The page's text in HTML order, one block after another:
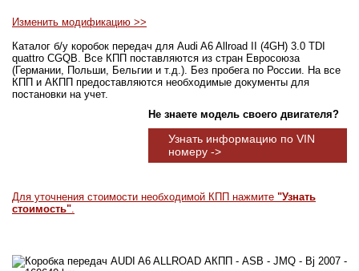
Изменить модификацию >>
Каталог б/у коробок передач для Audi A6 Allroad II (4GH) 3.0 TDI
quattro CGQB. Все КПП поставляются из стран Евросоюза
(Германии, Польши, Бельгии и т.д.). Без пробега по России. На все
КПП и АКПП предоставляются необходимые документы для
постановки на учет.
Не знаете модель своего двигателя?
Узнать информацию по VIN
номеру ->
Для уточнения стоимости необходимой КПП нажмите "Узнать
стоимость".